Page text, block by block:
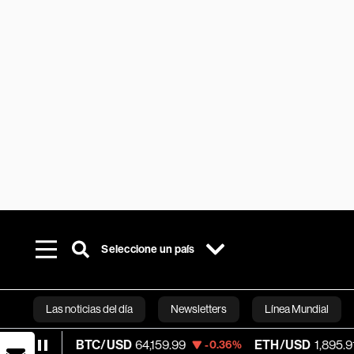
Seleccione un país
Las noticias del día Newsletters Línea Mundial
Bloomberg
BTC/USD 64,159.99 -0.36% ETH/USD 1,895.913 -